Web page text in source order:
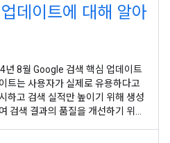
데이트에 대해 알아
8월 Google 검색 핵심 업데이트
트는 사용자가 실제로 유용하다고
하고 검색 실적만 높이기 위해 생성
검색 결과의 품질을 개선하기 위한